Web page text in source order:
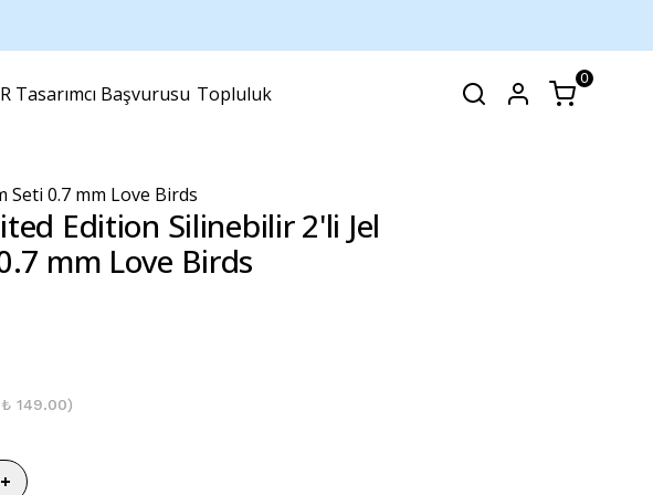
Tasarımcı Başvurusu Topluluk
0
Alışveriş sepetinizde hiçbir şey yok.
Seti 0.7 mm Love Birds
Edition Silinebilir 2'li Jel
mm Love Birds
149.00)
+